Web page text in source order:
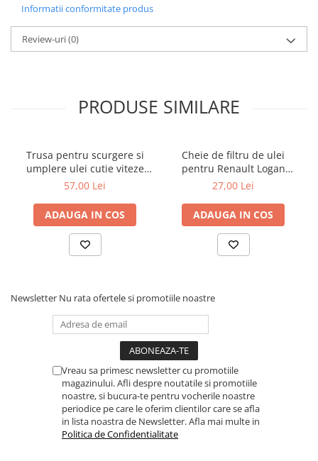
Pulverizatoare cu aer
Sisteme de Ridicare
Capre
Accesorii pentru sisteme de
Dulapuri, Module, Cutii
Dulapuri
Module pentru dulapuri
Cutii de Scule
Chei/Tubulare/Biti
Chei cu clichet, fixe, speciale
Truse si seturi
Accesorii pentru tubulare
Scule de mana
Burghie/accesorii
Perii/Perii de Sarma
Informatii conformitate produs
Review-uri(0)
PRODUSE SIMILARE
Trusa pentru scurgere si
umplere ulei cutie viteze
automata Mercedes 9G
57,00 Lei
ADAUGA IN COS
Cheie de filtru de ulei
pentru Renault Logan
diesel 3/8" cu 76mm x 12
27,00 Lei
ADAUGA IN COS
Newsletter Nu rata ofertele si promotiile noastre
Vreau sa primesc newsletter cu promotiile
magazinului. Afli despre noutatile si promotiile
noastre, si bucura-te pentru vocherile noastre
periodice pe care le oferim clientilor care se afla
in lista noastra de Newsletter. Afla mai multe in
Politica de Confidentialitate